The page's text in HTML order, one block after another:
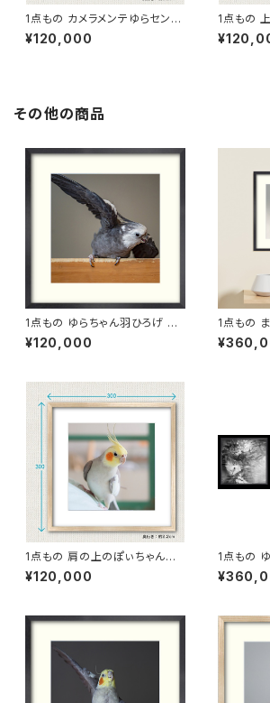
1点もの カメラメンテゆらセンパ
イ 写真［額装］額＋マット付 【B_
0013y】
¥120,000
1点もの
真［額装］
p】
その他の商品
1点もの ゆらちゃん羽ひろげ 写
真［額装］額＋マット付 【M_000
3y】
¥120,000
1点もの
ん 写真［
0005p】
1点もの 肩の上のぽぃちゃん写
真［額装］額＋マット付 【S_000
3p】
¥120,000
1点もの
写真［額装